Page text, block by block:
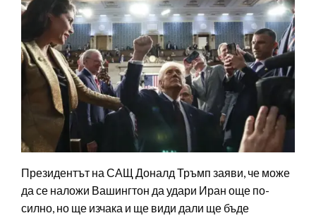
Президентът на САЩ Доналд Тръмп заяви, че може
да се наложи Вашингтон да удари Иран още по-
силно, но ще изчака и ще види дали ще бъде